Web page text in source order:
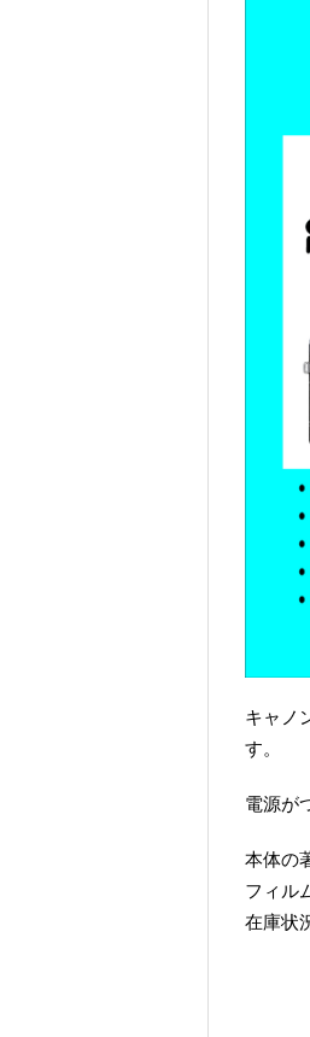
キャノ
す。
電源が
本体の
フィル
在庫状